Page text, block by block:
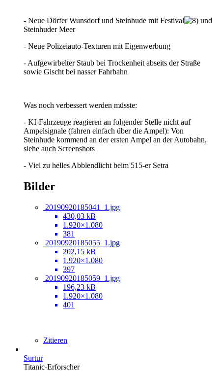
- Neue Dörfer Wunsdorf und Steinhude mit Festival
und
Steinhuder Meer
- Neue Polizeiauto-Texturen mit Eigenwerbung
- Aufgewirbelter Staub bei Trockenheit abseits der Straße
sowie Gischt bei nasser Fahrbahn
Was noch verbessert werden müsste:
- KI-Fahrzeuge reagieren an folgender Stelle nicht auf
Ampelsignale (fahren einfach über die Ampel): Von
Steinhude kommend an der ersten Ampel an der Autobahn,
siehe auch Screenshots
- Viel zu helles Abblendlicht beim 515-er Setra
Bilder
20190920185041_1.jpg
430,03 kB
1.920×1.080
381
20190920185055_1.jpg
202,15 kB
1.920×1.080
397
20190920185059_1.jpg
196,23 kB
1.920×1.080
401
Zitieren
Surtur
Titanic-Erforscher